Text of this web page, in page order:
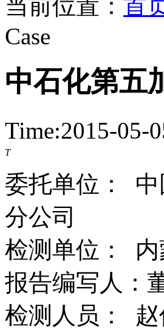
当前位置： 首
Case
中石化第五
Time:2015-
T
委托单位： 中
分公司
检测单位： 内
报告编写人：
检测人员：